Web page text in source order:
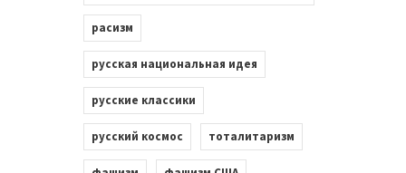
расизм
русская национальная идея
русские классики
русский космос тоталитаризм